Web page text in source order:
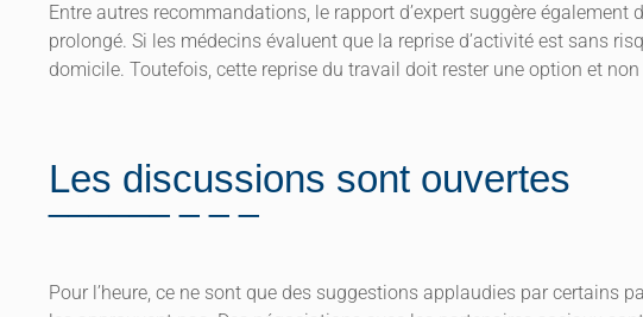
Entre autres recommandations, le rapport d’expert suggère
prolongé. Si les médecins évaluent que la reprise d’activité est sans
domicile. Toutefois, cette reprise du travail doit rester une option et
Les discussions sont ouvertes
Pour l’heure, ce ne sont que des suggestions applaudies par certains